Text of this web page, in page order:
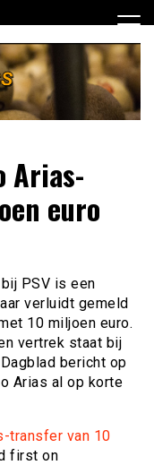
Arias-
euro
PSV is een
verluidt gemeld
10 miljoen euro.
vertrek staat bij
bericht op
Arias al op korte
transfer van 10
first on